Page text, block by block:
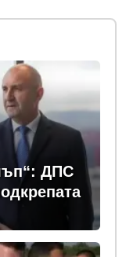
ДПС